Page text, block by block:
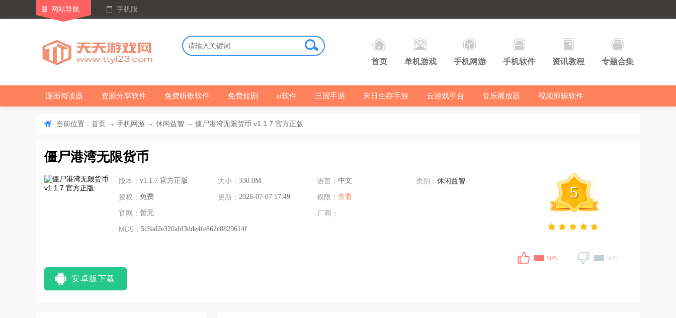
网站导航 手机版
首页 单机游戏 手机网游 手机软件 资讯教程 专题合集
漫画阅读器 资源分享软件 免费听歌软件 免费短剧 ai软件 三国手游 末日生存手游 云游戏平台 音乐播放器 视频剪辑软件
当前位置： 首页 → 手机网游 → 休闲益智 → 僵尸港湾无限货币 v1.1.7 官方正版
僵尸港湾无限货币
版本： v1.1.7 官方正版 大小： 330.0M 语言： 中文 类别： 休闲益智
授权： 免费 更新： 2026-07-07 17:49 权限： 查看
官网： 暂无
厂商：
MD5： 5c9ad2e320abf3dde4fe862c8829614f
安卓版下载
5
50% 50%